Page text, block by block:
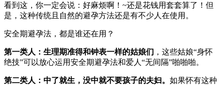
看到这，你一定会说：好麻烦啊！~还是花钱用套套算了！但
是，这种传统且自然的避孕方法还是有不少人在使用。
安全期避孕法，都是谁还在用？
第一类人：生理期准得和钟表一样的姑娘们 ，这些姑娘“身怀
绝技”可以放心运用安全期避孕法和爱人“无间隔”啪啪啪。
第二类人：中了就生，没中就不要孩子的夫妇。 如果怀有这种